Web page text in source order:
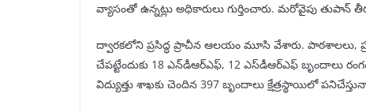
వ్యాసంతో ఉన్నట్లు అధికారులు గుర్తించారు. మరోవైపు తుపాన్
ద్వారకలోని ప్రసిద్ధ ప్రాచీన ఆలయం మూసి వేశారు. పాఠశాలలు,
చేపట్టేందుకు 18 ఎన్‌డీఆర్‌ఎఫ్‌, 12 ఎస్‌డీఆర్‌ఎఫ్‌ బృందాలు
విద్యుత్తు శాఖకు చెందిన 397 బృందాలు క్షేత్రస్థాయిలో